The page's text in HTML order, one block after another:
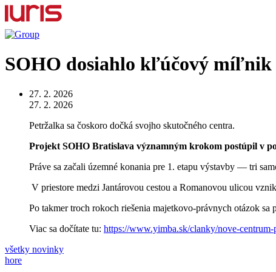
SOHO dosiahlo kľúčový míľnik
27. 2. 2026
27. 2. 2026
Petržalka sa čoskoro dočká svojho skutočného centra.
Projekt SOHO Bratislava významným krokom postúpil v
Práve sa začali územné konania pre 1. etapu výstavby — tri
V priestore medzi Jantárovou cestou a Romanovou ulicou
Po takmer troch rokoch riešenia majetkovo-právnych otázok
Viac sa dočítate tu: https://www.yimba.sk/clanky/nove-
všetky novinky
hore